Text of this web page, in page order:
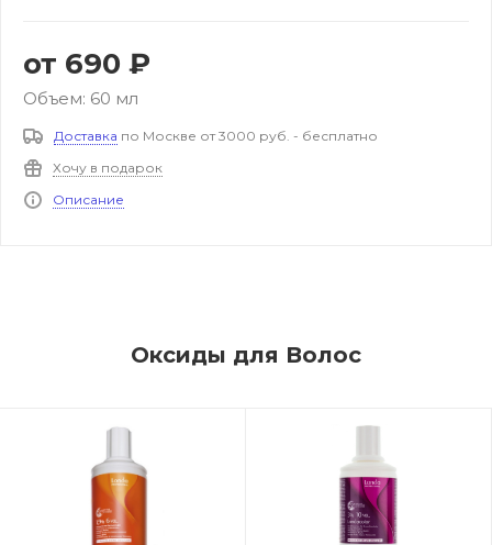
от 690 ₽
Объем: 60 мл
Доставка по Москве от 3000 руб. - бесплатно
Хочу в подарок
Описание
Оксиды для Волос